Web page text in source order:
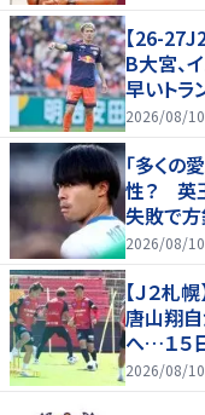
【26-
B大宮、
早いト
での“メ
2026/08/
「多くの
性？ 英
失敗で方
ど優れて
2026/08/
【Ｊ２札
唐山翔自
へ…１５
2026/08/10